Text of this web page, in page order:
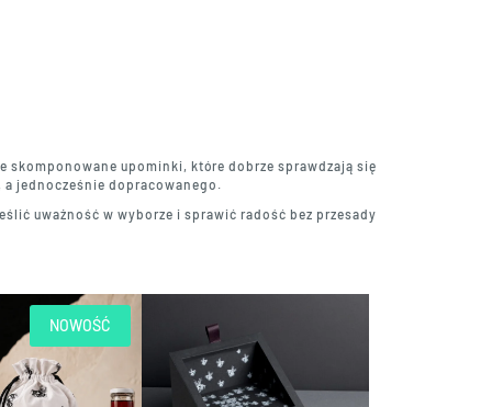
upominki, które dobrze sprawdzają się
jednocześnie dopracowanego.
uważność w wyborze i sprawić radość bez przesady
NOWOŚĆ